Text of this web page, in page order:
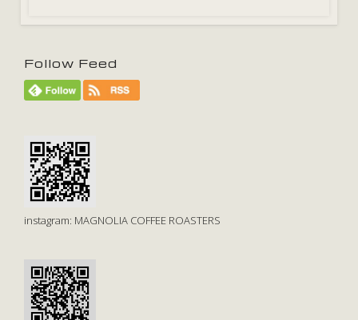
Follow Feed
instagram: MAGNOLIA COFFEE ROASTERS